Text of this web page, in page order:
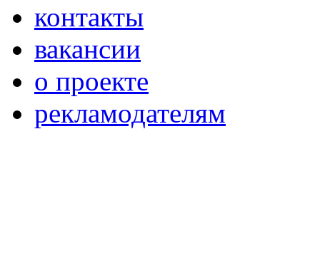
контакты
вакансии
о проекте
рекламодателям